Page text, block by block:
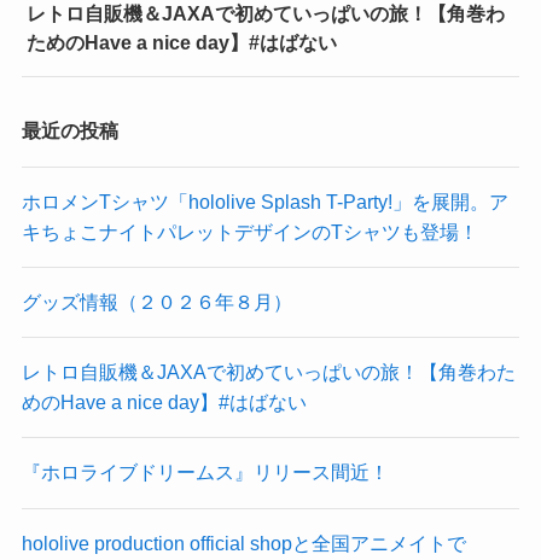
レトロ自販機＆JAXAで初めていっぱいの旅！【角巻わ
ためのHave a nice day】#はばない
最近の投稿
ホロメンTシャツ「hololive Splash T-Party!」を展開。ア
キちょこナイトパレットデザインのTシャツも登場！
グッズ情報（２０２６年８月）
レトロ自販機＆JAXAで初めていっぱいの旅！【角巻わた
めのHave a nice day】#はばない
『ホロライブドリームス』リリース間近！
hololive production official shopと全国アニメイトで